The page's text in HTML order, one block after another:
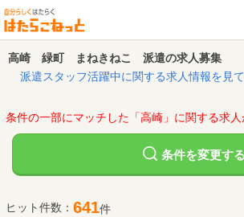
高崎 緑町 まねきねこ 派遣の求人募集
派遣スタッフ活躍中に関する求人情報を見
条件の一部にマッチした「高崎」に関する求人
条件を変更する
ヒット件数： 641件